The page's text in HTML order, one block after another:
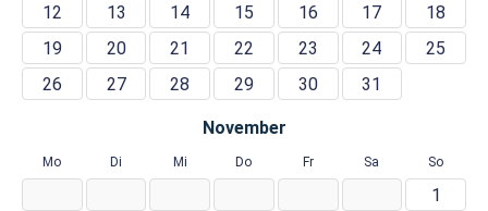
12
13 14 15 16 17
18
19
20 21 22 23 24
25
26
27 28 29 30 31
November
Mo Di Mi Do Fr Sa So
1